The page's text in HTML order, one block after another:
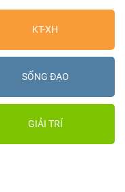
KT-XH
SỐNG ĐẠO
GIẢI TRÍ